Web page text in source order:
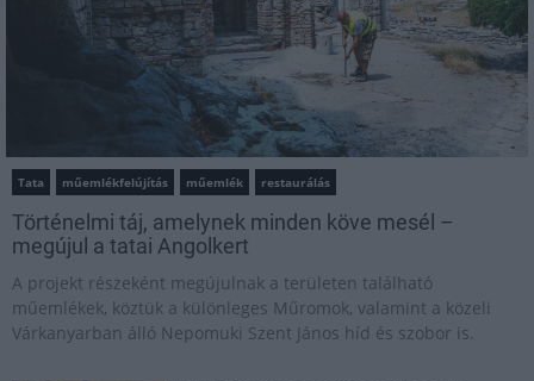
Tata műemlékfelújítás műemlék restaurálás
Történelmi táj, amelynek minden köve mesél –
megújul a tatai Angolkert
A projekt részeként megújulnak a területen található
műemlékek, köztük a különleges Műromok, valamint a közeli
Várkanyarban álló Nepomuki Szent János híd és szobor is.